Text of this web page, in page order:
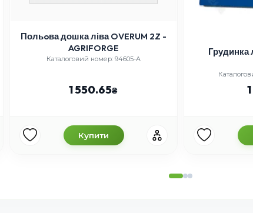
Польoва дошка ліва OVERUM 2Z -
AGRIFORGE
Каталоговий номер: 94605-A
1 550.65
Купити
Грудинка